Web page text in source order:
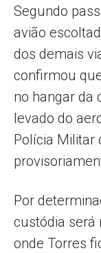
Segundo
avião
dos demais
confirmou
no hangar da
levado do
Polícia Militar
Por
custódia será
onde Torres